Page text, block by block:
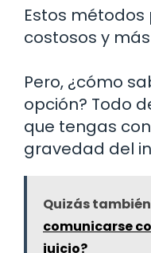
Estos
costosos y
Pero, ¿cómo
opción? Todo
que tengas
gravedad del
Quizás
comunicarse
juicio?